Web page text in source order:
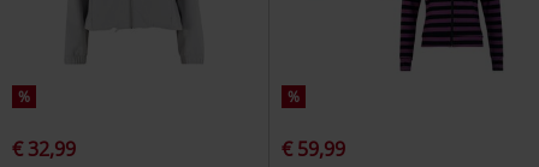
%
€ 32,99
%
€ 59,99